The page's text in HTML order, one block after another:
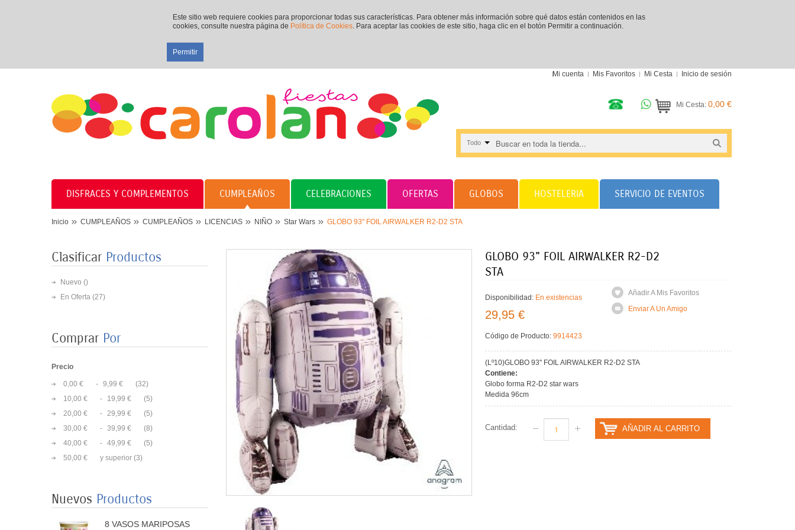
Este sitio web requiere cookies para proporcionar todas sus características. Para obtener más información sobre qué datos están contenidos en las
cookies, consulte nuestra página de Política de Cookies. Para aceptar las cookies de este sitio, haga clic en el botón Permitir a continuación.
Permitir
Mi cuenta Mis Favoritos Mi Cesta Inicio de sesión
Mi Cesta: 0,00 €
Todo
DISFRACES Y COMPLEMENTOS CUMPLEAÑOS CELEBRACIONES OFERTAS GLOBOS HOSTELERIA SERVICIO DE EVENTOS
Inicio CUMPLEAÑOS CUMPLEAÑOS LICENCIAS NIÑO Star Wars GLOBO 93" FOIL AIRWALKER R2-D2 STA
Clasificar Productos
Nuevo ()
En Oferta (27)
Comprar Por
Precio
0,00 € - 9,99 €
(32)
10,00 €
- 19,99 €
(5)
20,00 €
- 29,99 €
(5)
30,00 €
- 39,99 €
(8)
40,00 €
- 49,99 €
(5)
50,00 €
y superior (3)
Nuevos Productos
8 PLATOS MARIPOSAS
COLORES 250ML
GLOBO 93" FOIL AIRWALKER R2-D2
STA
Disponibilidad: En existencias
29,95 €
Código de Producto:9914423
Añadir A Mis Favoritos
Enviar A Un Amigo
(Lº10)GLOBO 93" FOIL AIRWALKER R2-D2 STA
Contiene:
Globo forma R2-D2 star wars
Medida 96cm
Cantidad: AÑADIR AL CARRITO